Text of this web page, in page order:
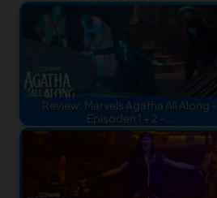
Review: Marvels Agatha All Along –
Episoden 1 + 2 –…